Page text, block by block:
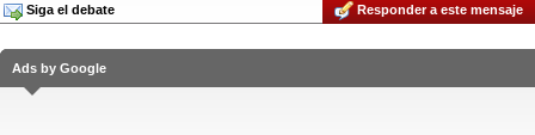
Siga el debate Responder a este mensaje
Ads by Google